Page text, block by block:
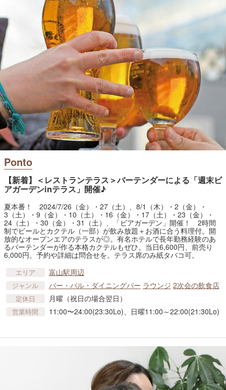
Ponto
【新着】＜レストランテラス＞バーテンダーによる「週末ビ
アガーデンinテラス」開催♪
夏本番！ 2024/7/26（金）・27（土）、8/1（木）・2（金）・
3（土）・9（金）・10（土）・16（金）・17（土）・23（金）・
24（土）・30（金）・31（土）、「ビアガーデン」開催！ 2時間
制でビールとカクテル（一部）が飲み放題＋お酒に合う料理付。開
放的なオープンエアのテラスが◎。有名ホテルで長年勤務経験のあ
るバーテンダーが作る本格カクテルもぜひ。当日6,600円、前売り
6,000円。予約や詳細は問合せを。テラス席のみ紙タバコ可。
エリア 富山駅周辺
ジャンル バー・バル・ダイニングバー ラウンジ 2次会の飲食店
定休日 月曜（祝日の場合翌日）
営業時間 11:00〜24:00(23:30Lo)、日曜11:00～22:00(21:30Lo)